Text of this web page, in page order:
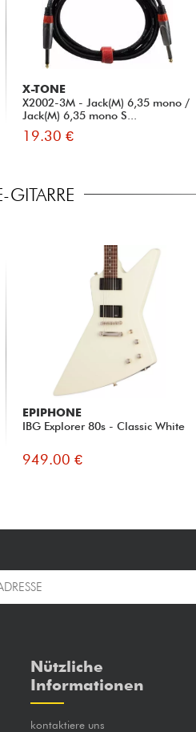
X-TONE
X2002-3M - Jack(M) 6,35 mono /
Jack(M) 6,35 mono S...
19.30 €
GITARRE
EPIPHONE
IBG Explorer 80s - Classic White
949.00 €
Nützliche
Informationen
kontaktiere uns